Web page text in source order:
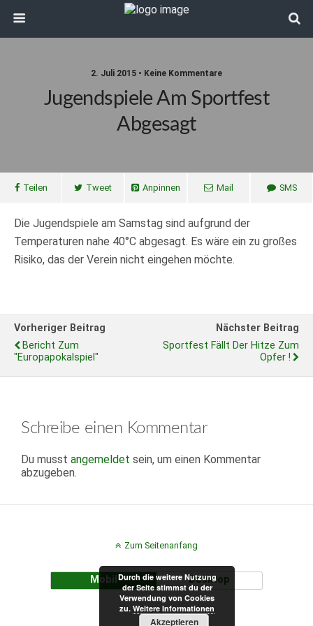
2. Juli 2015 • Keine Kommentare
Jugendspiele Am Sportfest
Abgesagt
Teilen Tweet Anpinnen Mail SMS
Die Jugendspiele am Samstag sind aufgrund der
Temperaturen nahe 40°C abgesagt. Es wäre ein zu großes
Risiko, das der Verein nicht eingehen möchte.
Vorheriger Beitrag
Bericht Zum
"Europapokalspiel"
Nächster Beitrag
Sportfest Fällt Der Hitze Zum
Opfer !
Schreibe einen Kommentar
Du musst angemeldet sein, um einen Kommentar
abzugeben.
Zum Seitenanfang
Mobil Desktop
Durch die weitere Nutzung
der Seite stimmst du der
Verwendung von Cookies
zu. Weitere Informationen
Akzeptieren